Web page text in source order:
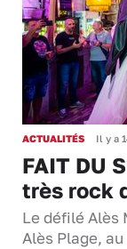
ACTUALITÉS Il y a
FAIT DU
très rock
Le défilé Alès
Alès Plage,